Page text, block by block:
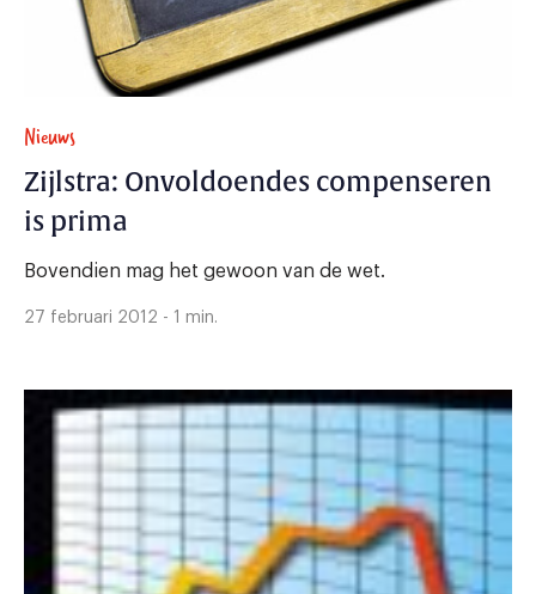
Nieuws
Zijlstra: Onvoldoendes compenseren
is prima
Bovendien mag het gewoon van de wet.
27 februari 2012 - 1 min.